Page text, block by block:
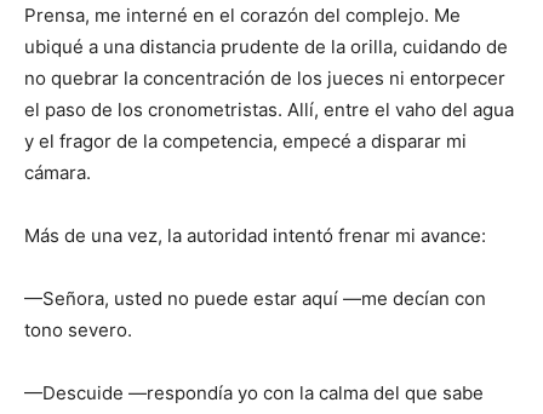
Prensa, me interné en el corazón del complejo. Me
ubiqué a una distancia prudente de la orilla, cuidando de
no quebrar la concentración de los jueces ni entorpecer
el paso de los cronometristas. Allí, entre el vaho del agua
y el fragor de la competencia, empecé a disparar mi
cámara.
Más de una vez, la autoridad intentó frenar mi avance:
—Señora, usted no puede estar aquí —me decían con
tono severo.
—Descuide —respondía yo con la calma del que sabe